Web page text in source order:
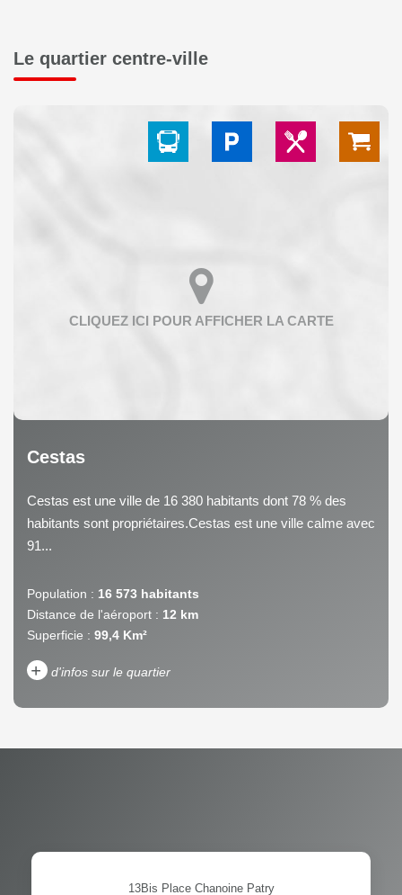
Le quartier centre-ville
Cestas
Cestas est une ville de 16 380 habitants dont 78 % des
habitants sont propriétaires.Cestas est une ville calme avec
91...
Population : 16 573 habitants
Distance de l'aéroport : 12 km
Superficie : 99,4 Km²
+ d'infos sur le quartier
PART DES MÉNAGES SANS
13Bis Place Chanoine Patry